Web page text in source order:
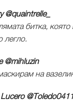
It's Terry ‏@quaintrelle_
битка,
легло.
lo6o mie ‏@mihluzin
на
Daniela Lucero